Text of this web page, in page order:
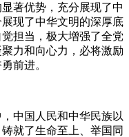
著优势，充分展现了中
现了中华文明的深厚底
担当，极大增强了全党
力和向心力，必将激励
前进。
中国人民和中华民族以
就了生命至上、举国同